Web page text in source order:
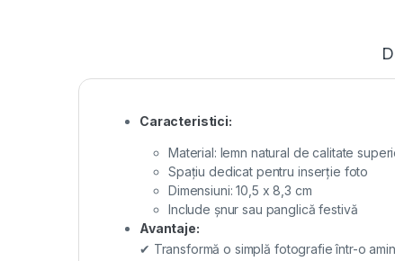
Caracteristici:
Material: lemn natural de calitate
Spațiu dedicat pentru inserție foto
Dimensiuni: 10,5 x 8,3 cm
Include șnur sau panglică festivă
Avantaje:
✔ Transformă o simplă fotografie într-o